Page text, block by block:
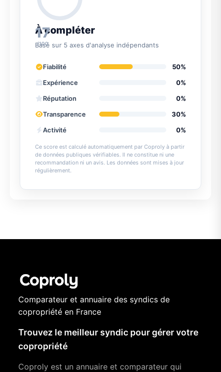
17
/100
À compléter
Basé sur 5 axes d'analyse indépendants
Fiabilité
50%
Expérience
0%
Réputation
0%
Transparence
30%
Activité
0%
Ce score est calculé automatiquement par Coproly à partir
de données publiques vérifiables. Il ne constitue ni une
recommandation ni un avis. Les données sont mises à jour
régulièrement.
Comparateur et annuaire des syndics de
copropriété en France
Trouvez le meilleur syndic pour gérer votre
copropriété
Coproly est un annuaire et comparateur qui